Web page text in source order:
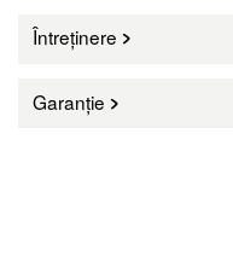
Întreținere
Garanție